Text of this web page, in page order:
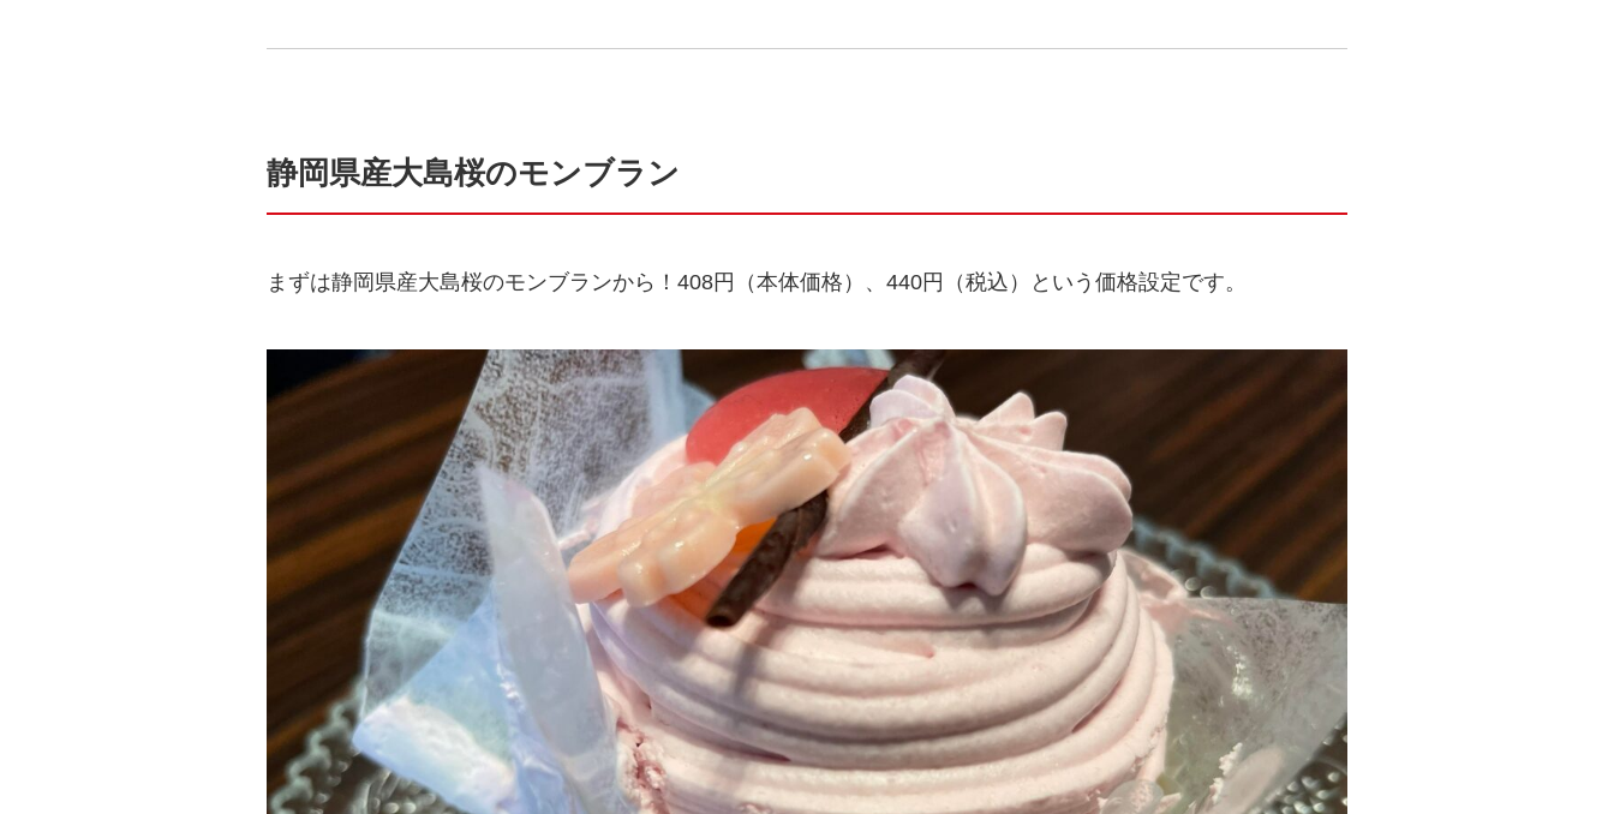
静岡県産大島桜のモンブラン
まずは静岡県産大島桜のモンブランから！408円（本体価格）、440円（税込）という価格設定です。